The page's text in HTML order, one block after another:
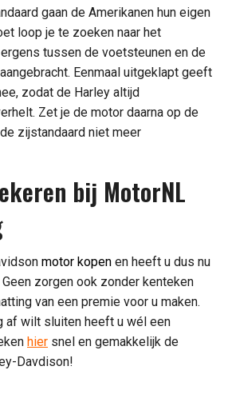
gaan de Amerikanen hun eigen
loop je te zoeken naar het
tussen de voetsteunen en de
Eenmaal uitgeklapt geeft
zodat de Harley altijd
Zet je de motor daarna op de
zijstandaard niet meer
bij MotorNL
motor kopen en heeft u dus nu
zorgen ook zonder kenteken
van een premie voor u maken.
af wilt sluiten heeft u wél een
hier snel en gemakkelijk de
Davdison!